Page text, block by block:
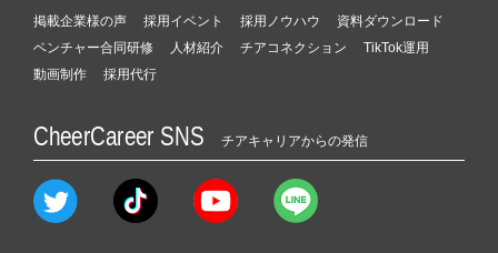
掲載企業様の声 採用イベント 採用ノウハウ
資料ダウンロード
ベンチャー合同研修
人材紹介 チアコネクション
TikTok運用
動画制作
採用代行
CheerCareer SNS チアキャリアからの発信